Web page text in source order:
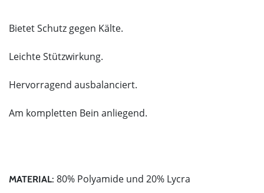
Bietet Schutz gegen Kälte.
Leichte Stützwirkung.
Hervorragend ausbalanciert.
Am kompletten Bein anliegend.
MATERIAL: 80% Polyamide und 20% Lycra